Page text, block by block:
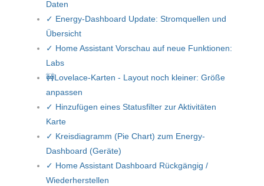
Daten
✓ Energy-Dashboard Update: Stromquellen und
Übersicht
✓ Home Assistant Vorschau auf neue Funktionen:
Labs
🚧Lovelace-Karten - Layout noch kleiner: Größe
anpassen
✓ Hinzufügen eines Statusfilter zur Aktivitäten
Karte
✓ Kreisdiagramm (Pie Chart) zum Energy-
Dashboard (Geräte)
✓ Home Assistant Dashboard Rückgängig /
Wiederherstellen